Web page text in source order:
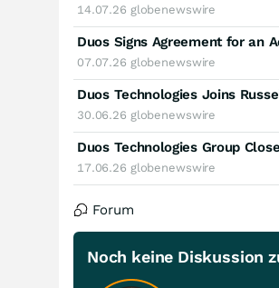
14.07.26 globenewswire
Duos Signs Agreement for an
07.07.26 globenewswire
Duos Technologies Joins
30.06.26 globenewswire
Duos Technologies Group
17.06.26 globenewswire
Forum
Noch keine Diskussion